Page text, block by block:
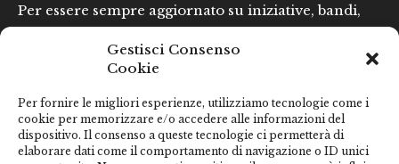
Gestisci Consenso
Cookie
Per fornire le migliori esperienze, utilizziamo tecnologie come i
cookie per memorizzare e/o accedere alle informazioni del
dispositivo. Il consenso a queste tecnologie ci permetterà di
elaborare dati come il comportamento di navigazione o ID unici
Per essere sempre aggiornato su iniziative, bandi,
Email*